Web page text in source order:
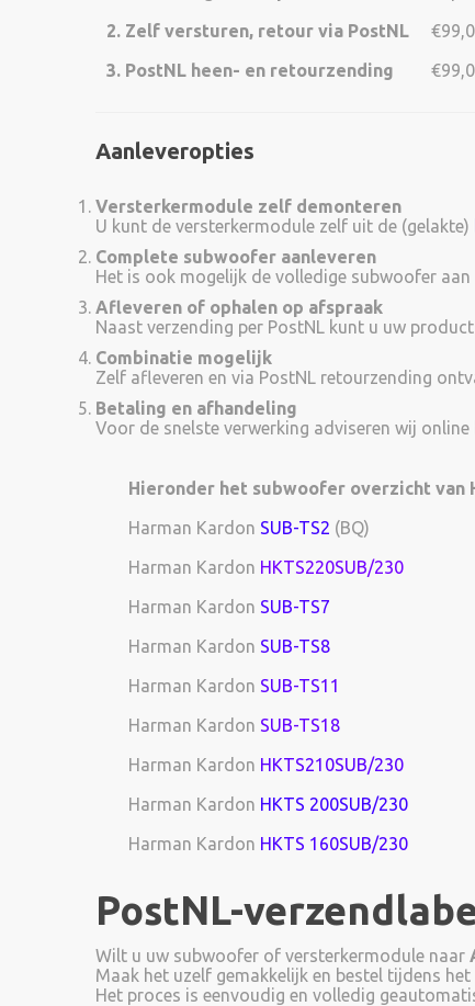
2. Zelf versturen, retour via PostNL
3. PostNL heen- en retourzending
Aanleveropties
Versterkermodule zelf demonteren
U kunt de versterkermodule zelf uit de (gelakte)
Complete subwoofer aanleveren
Het is ook mogelijk de volledige subwoofer
Afleveren of ophalen op afspraak
Naast verzending per PostNL kunt u uw
Combinatie mogelijk
Zelf afleveren en via PostNL retourzending
Betaling en afhandeling
Voor de snelste verwerking adviseren wij
Hieronder het subwoofer overzicht van
Harman Kardon SUB-TS2 (BQ)
Harman Kardon HKTS220SUB/230
Harman Kardon SUB-TS7
Harman Kardon SUB-TS8
Harman Kardon SUB-TS11
Harman Kardon SUB-TS18
Harman Kardon HKTS210SUB/230
Harman Kardon HKTS 200SUB/230
Harman Kardon HKTS 160SUB/230
PostNL-
Wilt u uw subwoofer of versterkermodule naar
Maak het uzelf gemakkelijk en bestel tijdens
Het proces is eenvoudig en volledig